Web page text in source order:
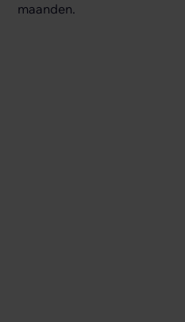
maanden.